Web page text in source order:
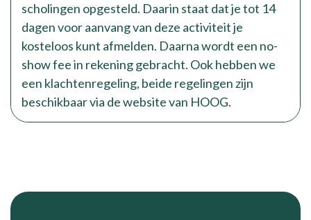
scholingen opgesteld. Daarin staat dat je tot 14
dagen voor aanvang van deze activiteit je
kosteloos kunt afmelden. Daarna wordt een no-
show fee in rekening gebracht. Ook hebben we
een klachtenregeling, beide regelingen zijn
beschikbaar via de website van HOOG.
Footer